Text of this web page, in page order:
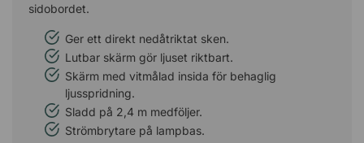
sidobordet.
Ger ett direkt nedåtriktat sken.
Lutbar skärm gör ljuset riktbart.
Skärm med vitmålad insida för behaglig
ljusspridning.
Sladd på 2,4 m medföljer.
Strömbrytare på lampbas.